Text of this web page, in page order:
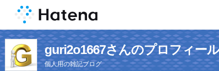
guri2o1667さんのプロフィール
個人用の雑記ブログ